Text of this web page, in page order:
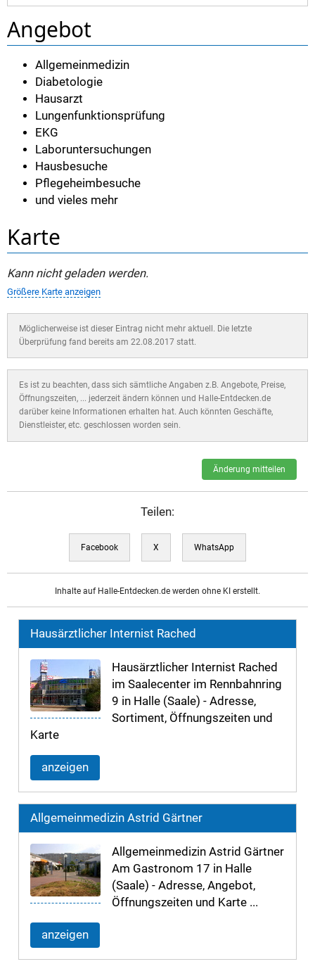
Angebot
Allgemeinmedizin
Diabetologie
Hausarzt
Lungenfunktionsprüfung
EKG
Laboruntersuchungen
Hausbesuche
Pflegeheimbesuche
und vieles mehr
Karte
Kann nicht geladen werden.
Größere Karte anzeigen
Möglicherweise ist dieser Eintrag nicht mehr aktuell. Die letzte
Überprüfung fand bereits am 22.08.2017 statt.
Es ist zu beachten, dass sich sämtliche Angaben z.B. Angebote, Preise,
Öffnungszeiten, ... jederzeit ändern können und Halle-Entdecken.de
darüber keine Informationen erhalten hat. Auch könnten Geschäfte,
Dienstleister, etc. geschlossen worden sein.
Änderung mitteilen
Teilen:
Facebook X WhatsApp
Inhalte auf Halle-Entdecken.de werden ohne KI erstellt.
Hausärztlicher Internist Rached
Hausärztlicher Internist Rached
im Saalecenter im Rennbahnring
9 in Halle (Saale) - Adresse,
Sortiment, Öffnungszeiten und
Karte
anzeigen
Allgemeinmedizin Astrid Gärtner
Allgemeinmedizin Astrid Gärtner
Am Gastronom 17 in Halle
(Saale) - Adresse, Angebot,
Öffnungszeiten und Karte ...
anzeigen